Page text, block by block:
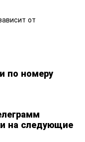
от
по номеру
на следующие